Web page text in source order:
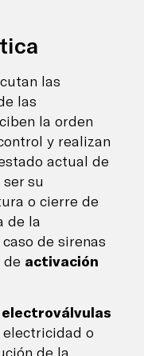
las
las
la orden
y realizan
actual de
su
o cierre de
de la
de sirenas
de activación
electroválvulas
o
de la